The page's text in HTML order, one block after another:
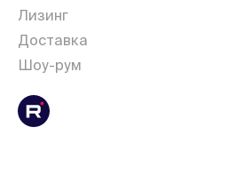
Лизинг
Доставка
Шоу-рум